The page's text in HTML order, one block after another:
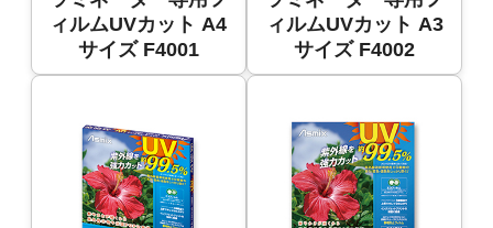
ィルムUVカット A4
サイズ F4001
ィルムUVカット A3
サイズ F4002